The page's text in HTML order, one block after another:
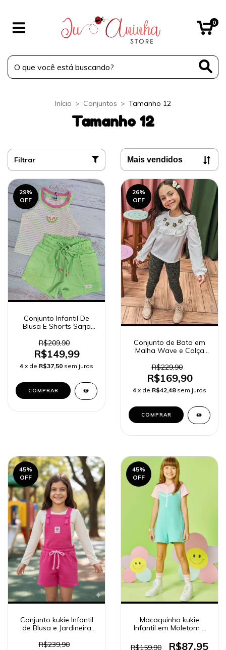
0
Início > Conjuntos > Tamanho 12
Tamanho 12
Filtrar
29%
OFF
Conjunto Infantil De
Blusa E Shorts Sarja
R$209,90
R$149,99
4 x de R$37,50 sem juros
COMPRAR
26%
OFF
Conjunto de Bata em
Malha Wave e Calça
Mesclado 80855 Kukiê
Infantil Menina
R$229,90
R$169,90
4 x de R$42,48 sem juros
COMPRAR
45%
OFF
Conjunto kukie Infantil
de Blusa e Jardineira
R$239,90
45%
OFF
Macaquinho kukie
Infantil em Moletom 2
R$159,90
R$87,95